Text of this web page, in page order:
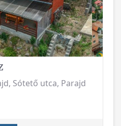
Sótető utca, Parajd